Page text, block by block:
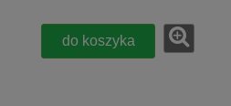
do koszyka